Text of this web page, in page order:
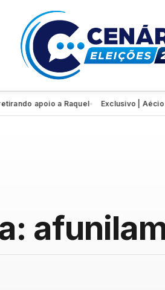
apoio a Raquel● Exclusivo | Aécio